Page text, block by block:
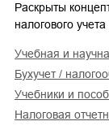
Раскрыты
налогового
учебная и
бухучет /
учебники и
налоговая